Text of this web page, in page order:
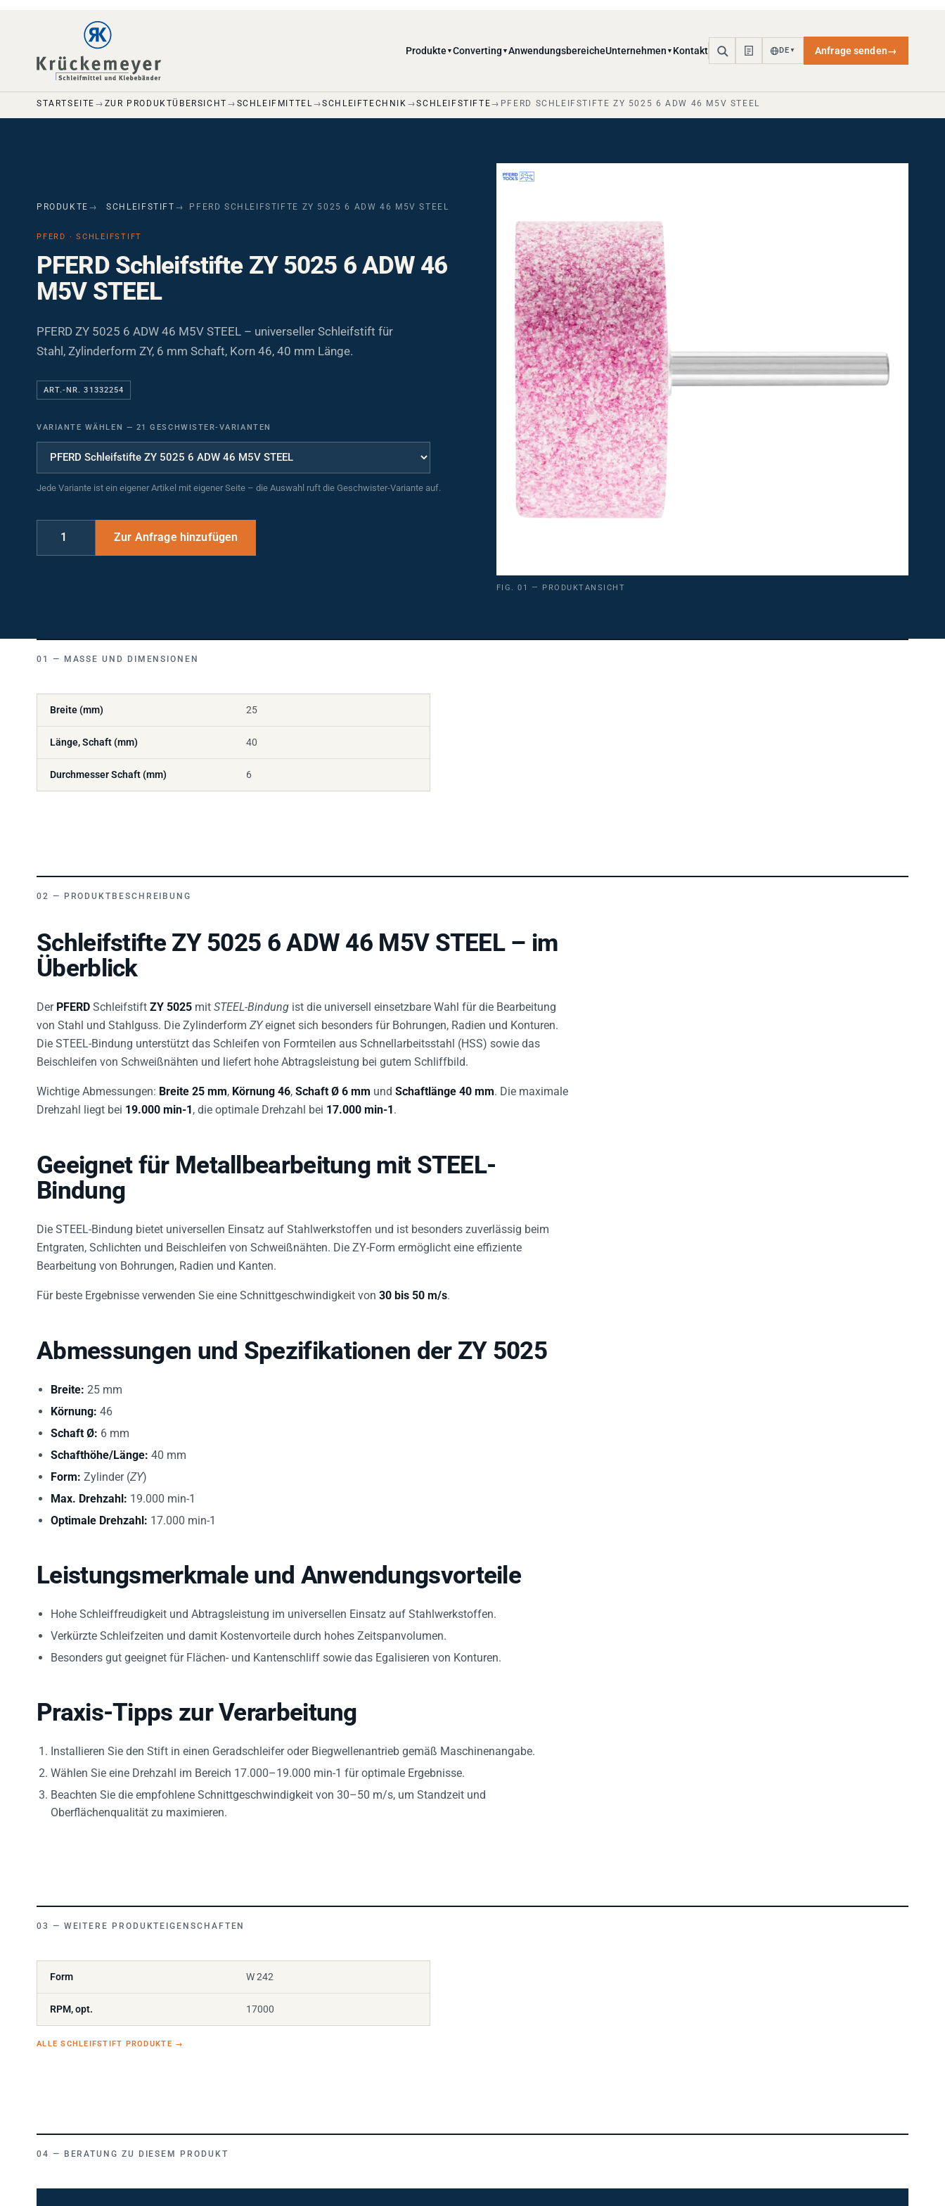
Kontakt DE
STARTSEITE ZUR PRODUKTÜBERSICHT SCHLEIFMITTEL SCHLEIFTECHNIK SCHLEIFSTIFTE PFERD SCHLEIFSTIFTE ZY 5025 6 ADW 46 M5V STEEL
PRODUKTE SCHLEIFSTIFT PFERD SCHLEIFSTIFTE ZY 5025 6 ADW 46 M5V STEEL
PFERD Schleifstifte ZY 5025 6 ADW 46
M5V STEEL
PFERD ZY 5025 6 ADW 46 M5V STEEL – universeller Schleifstift für
Stahl, Zylinderform ZY, 6 mm Schaft, Korn 46, 40 mm Länge.
VARIANTE WÄHLEN
Jede Variante ist ein eigener Artikel mit eigener Seite – die Auswahl ruft die Geschwister-Variante auf.
MASSE UND DIMENSIONEN
Breite (mm) 25
Länge, Schaft (mm) 40
Durchmesser Schaft (mm) 6
PRODUKTBESCHREIBUNG
Schleifstifte ZY 5025 6 ADW 46 M5V STEEL – im
Überblick
Der PFERD Schleifstift ZY 5025 mit STEEL-Bindung ist die universell einsetzbare Wahl für die Bearbeitung
von Stahl und Stahlguss. Die Zylinderform ZYeignet sich besonders für Bohrungen, Radien und Konturen.
Die STEEL-Bindung unterstützt das Schleifen von Formteilen aus Schnellarbeitsstahl (HSS) sowie das
Beischleifen von Schweißnähten und liefert hohe Abtragsleistung bei gutem Schliffbild.
Wichtige Abmessungen: Breite 25 mm Körnung 46 Schaft Ø 6 mm und Schaftlänge 40 mm . Die maximale
Drehzahl liegt bei 19.000 min-1 , die optimale Drehzahl bei 17.000 min-1
Geeignet für Metallbearbeitung mit STEEL-
Bindung
Die STEEL-Bindung bietet universellen Einsatz auf Stahlwerkstoffen und ist besonders zuverlässig beim
Entgraten, Schlichten und Beischleifen von Schweißnähten. Die ZY-Form ermöglicht eine effiziente
Bearbeitung von Bohrungen, Radien und Kanten.
Für beste Ergebnisse verwenden Sie eine Schnittgeschwindigkeit von 30 bis 50 m/s
Abmessungen und Spezifikationen der ZY 5025
Breite: 25 mm
Körnung: 46
Schaft Ø: 6 mm
Schafthöhe/Länge: 40 mm
Form: Zylinder (ZY)
Max. Drehzahl: 19.000 min-1
Optimale Drehzahl: 17.000 min-1
Leistungsmerkmale und Anwendungsvorteile
Hohe Schleiffreudigkeit und Abtragsleistung im universellen Einsatz auf Stahlwerkstoffen.
Verkürzte Schleifzeiten und damit Kostenvorteile durch hohes Zeitspanvolumen.
Besonders gut geeignet für Flächen- und Kantenschliff sowie das Egalisieren von Konturen.
Praxis-Tipps zur Verarbeitung
Installieren Sie den Stift in einen Geradschleifer oder Biegwellenantrieb gemäß Maschinenangabe.
Wählen Sie eine Drehzahl im Bereich 17.000–19.000 min-1 für optimale Ergebnisse.
Beachten Sie die empfohlene Schnittgeschwindigkeit von 30–50 m/s, um Standzeit und
Oberflächenqualität zu maximieren.
WEITERE PRODUKTEIGENSCHAFTEN
Form W 242
RPM, opt. 17000
BERATUNG ZU DIESEM PRODUKT